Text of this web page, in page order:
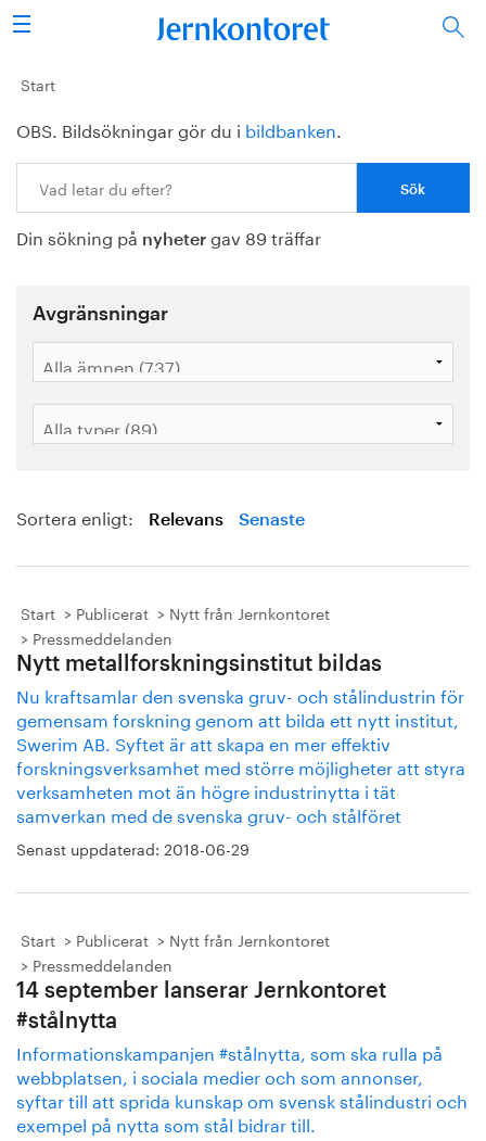
Sök
Stålindustrin
Vision 2050
Forskning/utbildning
Energi/miljö
Vi tycker
Bildbank
Start
OBS. Bildsökningar gör du i bildbanken.
Din sökning på nyheter gav 89 träffar
Avgränsningar
Sortera enligt: Relevans Senaste
Start Publicerat
Nytt från Jernkontoret
Pressmeddelanden
Nytt metallforskningsinstitut bildas
Nu kraftsamlar den svenska gruv- och stålindustrin för
gemensam forskning genom att bilda ett nytt institut,
Swerim AB. Syftet är att skapa en mer effektiv
forskningsverksamhet med större möjligheter att styra
verksamheten mot än högre industrinytta i tät
samverkan med de svenska gruv- och stålföret
Senast uppdaterad: 2018-06-29
Start Publicerat
Nytt från Jernkontoret
Pressmeddelanden
14 september lanserar Jernkontoret
#stålnytta
Informationskampanjen #stålnytta, som ska rulla på
webbplatsen, i sociala medier och som annonser,
syftar till att sprida kunskap om svensk stålindustri och
exempel på nytta som stål bidrar till.